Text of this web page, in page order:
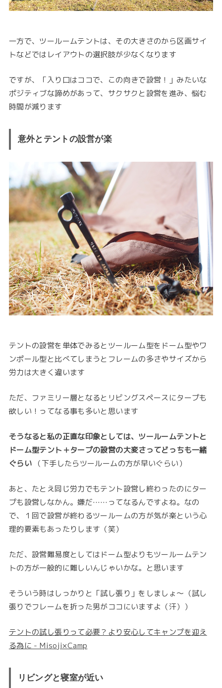
一方で、ツールームテントは、その大きさのから区画サイ
トなどではレイアウトの選択肢が少なくなります
ですが、「入り口はココで、この向きで設営！」みたいな
ポジティブな諦めがあって、サクサクと設営を進み、悩む
時間が減ります
意外とテントの設営が楽
テントの設営を単体でみるとツールーム型をドーム型やワ
ンポール型と比べてしまうとフレームの多さやサイズから
労力は大きく違います
ただ、ファミリー層となるとリビングスペースにタープも
欲しい！ってなる事も多いと思います
そうなると私の正直な印象としては、ツールームテントと
ドーム型テント＋タープの設営の大変さってどっちも一緒
ぐらい
（下手したらツールームの方が早いぐらい）
あと、たとえ同じ労力でもテント設営し終わったのにター
プも設営しなかん。嫌だ……ってなるんですよね。なの
で、１回で設営が終わるツールームの方が気が楽という心
理的要素もあったりします（笑）
ただ、設営難易度としてはドーム型よりもツールームテン
トの方が一般的に難しいんじゃいかな。と思います
そういう時はしっかりと「試し張り」をしましょ〜（試し
張りでフレームを折った男がココにいますよ（汗））
テントの試し張りって必要？より安心してキャンプを迎え
る為に - Misoji×Camp
リビングと寝室が近い